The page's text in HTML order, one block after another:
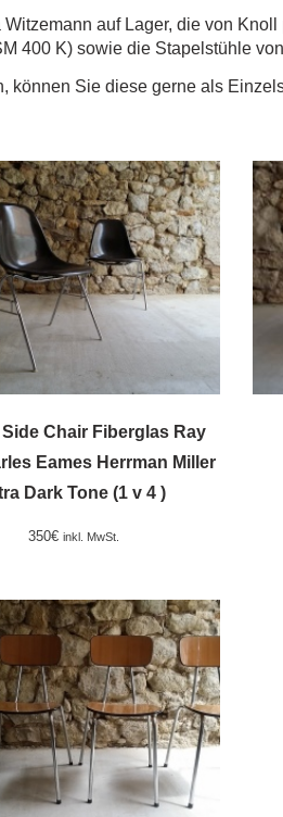
auf Lager, die von
400 K) sowie die Stapelstühle
können Sie diese gerne als
Side Chair Fiberglas Ray
Eames Herrman Miller
Dark Tone (1 v 4 )
350€ inkl. MwSt.